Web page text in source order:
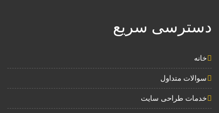
دسترسی سریع
خانه
سوالات متداول
خدمات طراحی سایت